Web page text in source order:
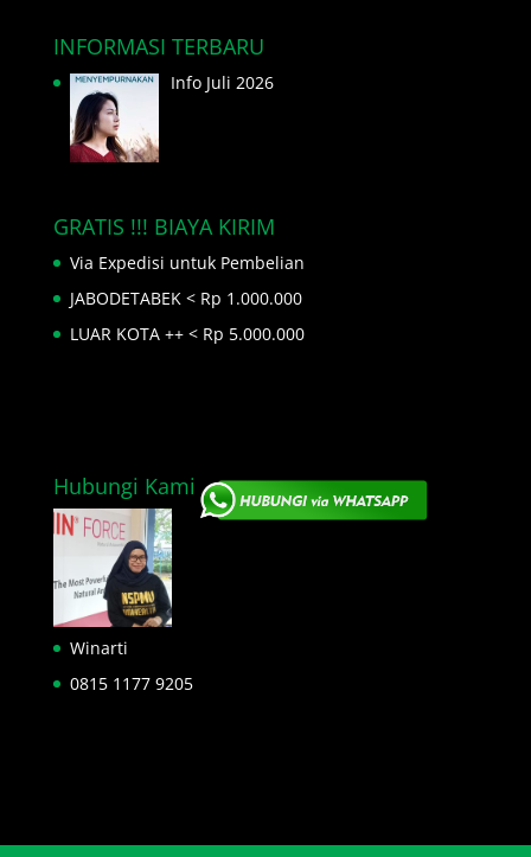
INFORMASI TERBARU
Info Juli 2026
GRATIS !!! BIAYA KIRIM
Via Expedisi untuk Pembelian
JABODETABEK < Rp 1.000.000
LUAR KOTA ++ < Rp 5.000.000
Hubungi Kami
Winarti
0815 1177 9205